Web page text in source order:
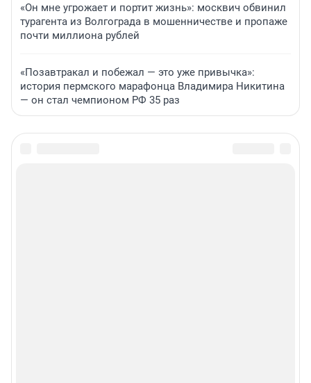
«Он мне угрожает и портит жизнь»: москвич обвинил
турагента из Волгограда в мошенничестве и пропаже
почти миллиона рублей
«Позавтракал и побежал — это уже привычка»:
история пермского марафонца Владимира Никитина
— он стал чемпионом РФ 35 раз